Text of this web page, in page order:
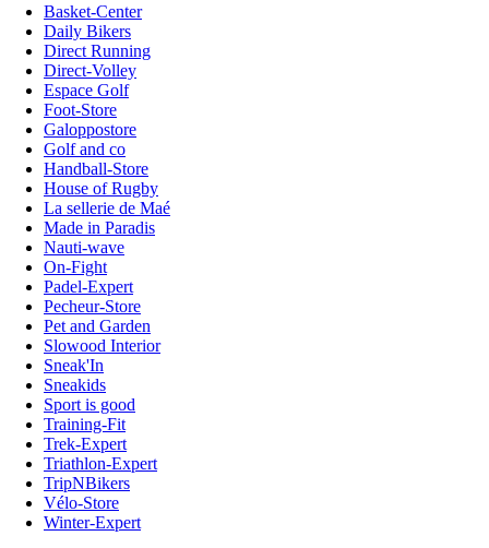
Basket-Center
Daily Bikers
Direct Running
Direct-Volley
Espace Golf
Foot-Store
Galoppostore
Golf and co
Handball-Store
House of Rugby
La sellerie de Maé
Made in Paradis
Nauti-wave
On-Fight
Padel-Expert
Pecheur-Store
Pet and Garden
Slowood Interior
Sneak'In
Sneakids
Sport is good
Training-Fit
Trek-Expert
Triathlon-Expert
TripNBikers
Vélo-Store
Winter-Expert